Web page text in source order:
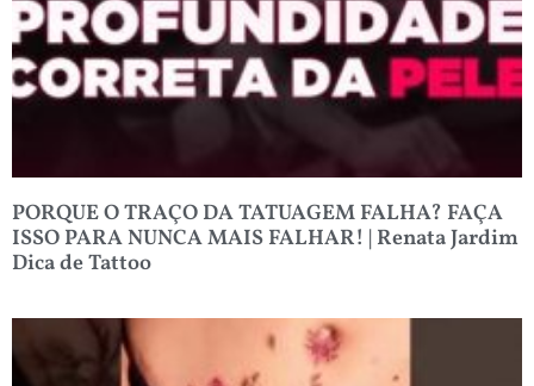
PORQUE O TRAÇO DA TATUAGEM FALHA? FAÇA
ISSO PARA NUNCA MAIS FALHAR! | Renata Jardim
Dica de Tattoo